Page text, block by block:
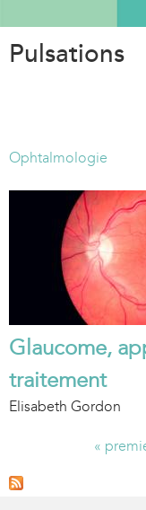
Pulsations
Ophtalmologie
Glaucome,
traitement
Elisabeth Gordon
P
«